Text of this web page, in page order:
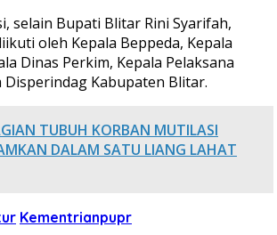
selain Bupati Blitar Rini Syarifah,
oleh Kepala Beppeda, Kepala
Dinas Perkim, Kepala Pelaksana
Disperindag Kabupaten Blitar.
TUBUH KORBAN MUTILASI
DALAM SATU LIANG LAHAT
Kementrianpupr